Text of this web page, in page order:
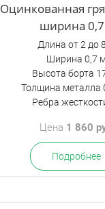
Оцинкованная
ширина
Длина от 2 до
Ширина 0,7
Высота борта
Толщина металла
Ребра
Цена 1 860
Подробнее